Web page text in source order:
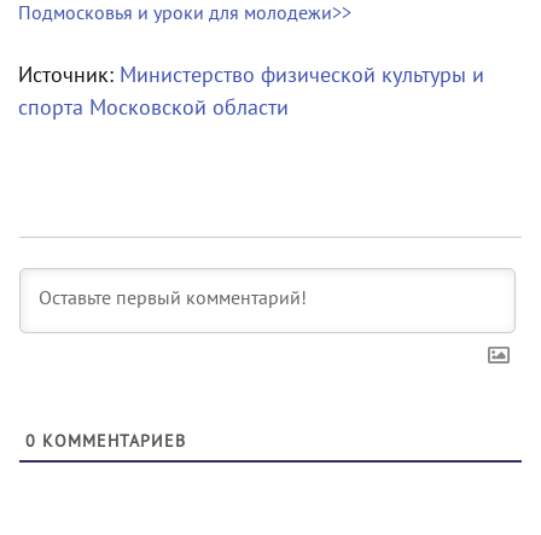
Подмосковья и уроки для молодежи>>
Источник: Министерство физической культуры и
спорта Московской области
0 КОММЕНТАРИЕВ